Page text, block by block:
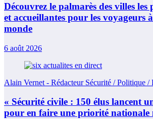
Découvrez le palmarès des villes les
et accueillantes pour les voyageurs
monde
6 août 2026
Alain Vernet - Rédacteur Sécurité / Politique /
« Sécurité civile : 150 élus lancent
pour en faire une priorité nationale